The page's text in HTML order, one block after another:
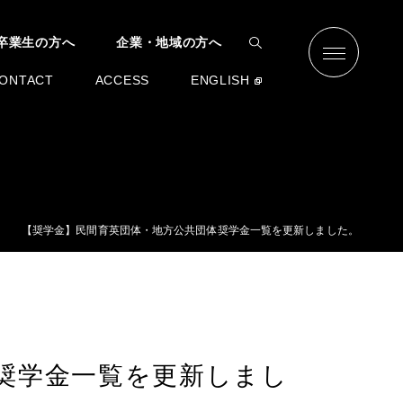
業生の方へ 企業・地域の方へ
ACCESS ENGLISH
【奨学金】民間育英団体・地方公共団体奨学金一覧を更新しました。
学金一覧を更新しまし